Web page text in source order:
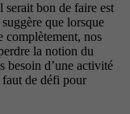
serait bon de faire est
que lorsque
complètement, nos
la notion du
besoin d’une activité
faut de défi pour